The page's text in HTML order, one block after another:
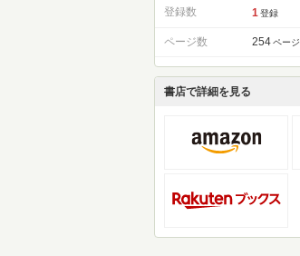
登録数 1 登録
ページ数 254 ページ
書店で詳細を見る